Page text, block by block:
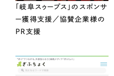
「岐阜スゥープス」のスポンサ
ー獲得支援／協賛企業様の
PR支援